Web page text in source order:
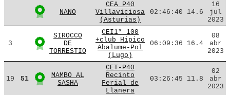
NANO
CEA P40
Villaviciosa
(Asturias)
02:46:40 14.6
16
jul
2023
3
SIROCCO
DE
TORRESTIO
CEI1* 100
+club Hipico
Abalume-Pol
(Lugo)
06:09:36 16.4
08
abr
2023
19 51
MAMBO AL
SASHA
CET-P40
Recinto
Ferial de
Llanera
03:26:45 11.8
02
abr
2023